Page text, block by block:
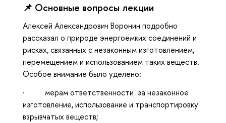
📌 Основные вопросы лекции
Алексей Александрович Воронин подробно
рассказал о природе энергоёмких соединений и
рисках, связанных с незаконным изготовлением,
перемещением и использованием таких веществ.
Особое внимание было уделено:
· мерам ответственности за незаконное
изготовление, использование и транспортировку
взрывчатых веществ;